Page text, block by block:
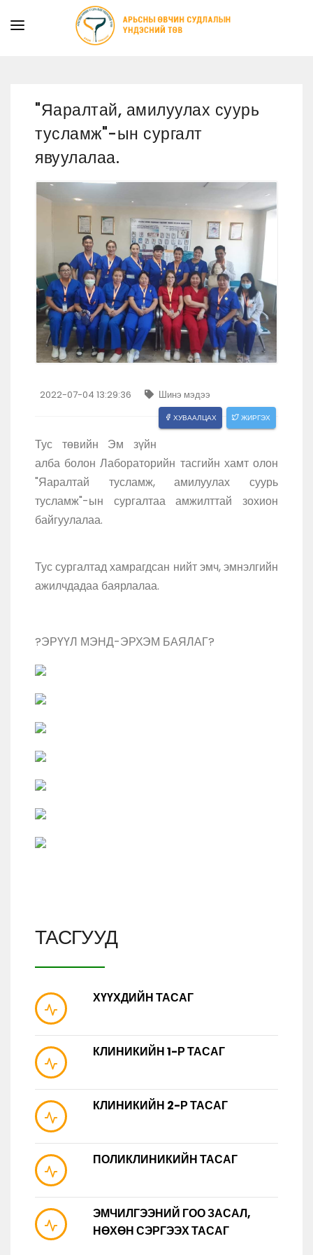
ХУУЛЬ ЭРХ ЗҮЙ
МЭДЭЭ
ИЛ ТОД БАЙДАЛ
СУРГАЛТЫН АЛБА
"Яаралтай, амилуулах суурь
тусламж"-ын сургалт
явуулалаа.
2022-07-04 13:29:36 Шинэ мэдээ
ХУВААЛЦАХ ЖИРГЭХ
Тус төвийн Эм зүйн
алба болон Лабораторийн тасгийн хамт олон
"Яаралтай тусламж, амилуулах суурь
тусламж"-ын сургалтаа амжилттай зохион
байгуулалаа.
Тус сургалтад хамрагдсан нийт эмч, эмнэлгийн
ажилчдадаа баярлалаа.
?ЭРҮҮЛ МЭНД-ЭРХЭМ БАЯЛАГ?
ТАСГУУД
ХҮҮХДИЙН ТАСАГ
КЛИНИКИЙН 1-Р ТАСАГ
КЛИНИКИЙН 2-Р ТАСАГ
ПОЛИКЛИНИКИЙН ТАСАГ
ЭМЧИЛГЭЭНИЙ ГОО ЗАСАЛ,
НӨХӨН СЭРГЭЭХ ТАСАГ